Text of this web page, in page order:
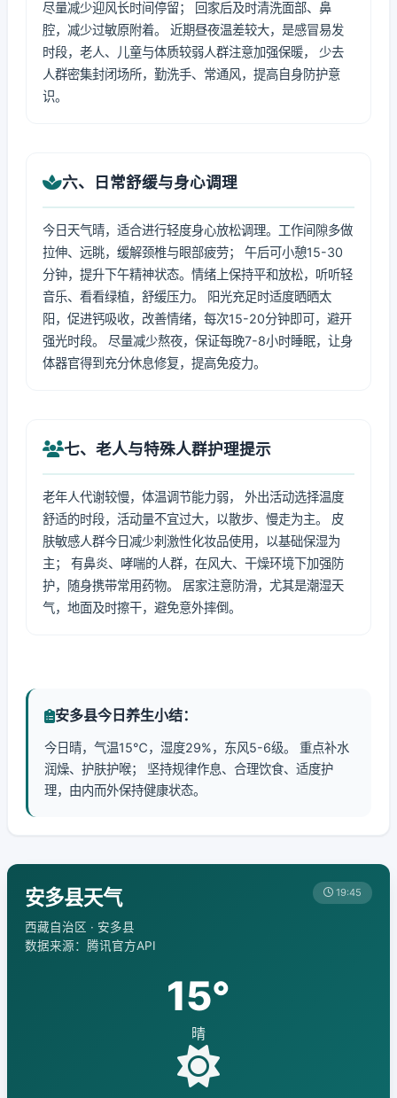
尽量减少迎风长时间停留； 回家后及时清洗面部、鼻
腔，减少过敏原附着。 近期昼夜温差较大，是感冒易发
时段，老人、儿童与体质较弱人群注意加强保暖， 少去
人群密集封闭场所，勤洗手、常通风，提高自身防护意
识。
六、日常舒缓与身心调理
今日天气晴，适合进行轻度身心放松调理。工作间隙多做
拉伸、远眺，缓解颈椎与眼部疲劳； 午后可小憩15-30
分钟，提升下午精神状态。情绪上保持平和放松，听听轻
音乐、看看绿植，舒缓压力。 阳光充足时适度晒晒太
阳，促进钙吸收，改善情绪，每次15-20分钟即可，避开
强光时段。 尽量减少熬夜，保证每晚7-8小时睡眠，让身
体器官得到充分休息修复，提高免疫力。
七、老人与特殊人群护理提示
老年人代谢较慢，体温调节能力弱， 外出活动选择温度
舒适的时段，活动量不宜过大，以散步、慢走为主。 皮
肤敏感人群今日减少刺激性化妆品使用，以基础保湿为
主； 有鼻炎、哮喘的人群，在风大、干燥环境下加强防
护，随身携带常用药物。 居家注意防滑，尤其是潮湿天
气，地面及时擦干，避免意外摔倒。
安多县今日养生小结：
今日晴，气温15℃，湿度29%，东风5-6级。 重点补水
润燥、护肤护喉； 坚持规律作息、合理饮食、适度护
理，由内而外保持健康状态。
安多县天气
西藏自治区 · 安多县
数据来源：腾讯官方API
19:45
15°
晴